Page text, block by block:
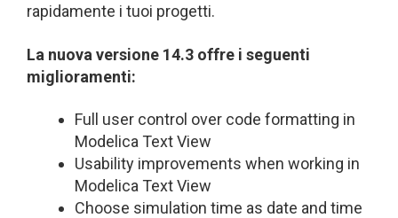
rapidamente i tuoi progetti.
La nuova versione 14.3 offre i seguenti
miglioramenti:
Full user control over code formatting in
Modelica Text View
Usability improvements when working in
Modelica Text View
Choose simulation time as date and time